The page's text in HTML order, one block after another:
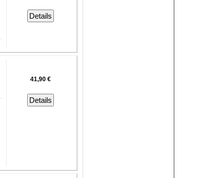
Details
41,90 €
Details